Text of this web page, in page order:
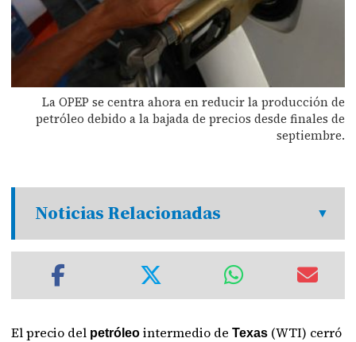
La OPEP se centra ahora en reducir la producción de
petróleo debido a la bajada de precios desde finales de
septiembre.
Noticias Relacionadas
El precio del petróleointermedio deTexas (WTI) cerró